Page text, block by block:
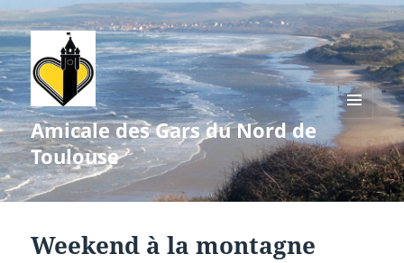
Amicale des Gars du Nord de
Toulouse
MENU
WIDGETS
Weekend à la montagne